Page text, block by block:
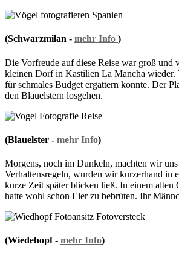
(Schwarzmilan - mehr Info )
Die Vorfreude auf diese Reise war groß
kleinen Dorf in Kastilien La Mancha wieder.
für schmales Budget ergattern konnte. Der
den Blauelstern losgehen.
(Blauelster - mehr Info)
Morgens, noch im Dunkeln, machten wir
Verhaltensregeln, wurden wir kurzerhand in
kurze Zeit später blicken ließ. In einem alten
hatte wohl schon Eier zu bebrüten. Ihr
(Wiedehopf - mehr Info)